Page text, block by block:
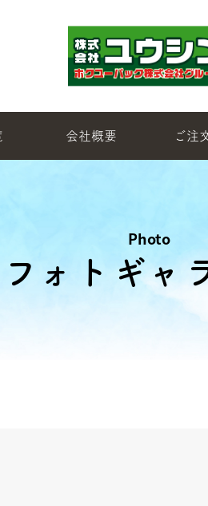
会社概要 ご注
Photo
フォトギャ